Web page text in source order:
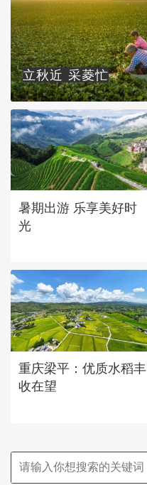
立秋近 采菱忙
暑期出游 乐享美好时
光
重庆梁平：优质水稻丰
收在望